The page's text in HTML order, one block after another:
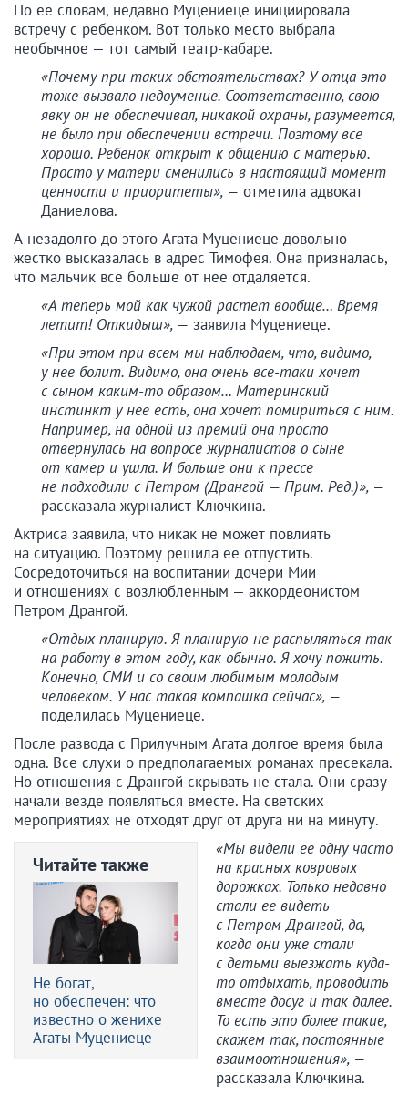
По ее словам, недавно Муцениеце инициировала
встречу с ребенком. Вот только место выбрала
необычное — тот самый театр-кабаре.
«Почему при таких обстоятельствах? У отца это
тоже вызвало недоумение. Соответственно, свою
явку он не обеспечивал, никакой охраны, разумеется,
не было при обеспечении встречи. Поэтому все
хорошо. Ребенок открыт к общению с матерью.
Просто у матери сменились в настоящий момент
ценности и приоритеты», — отметила адвокат
Даниелова.
А незадолго до этого Агата Муцениеце довольно
жестко высказалась в адрес Тимофея. Она призналась,
что мальчик все больше от нее отдаляется.
«А теперь мой как чужой растет вообще… Время
летит! Откидыш», — заявила Муцениеце.
«При этом при всем мы наблюдаем, что, видимо,
у нее болит. Видимо, она очень все-таки хочет
с сыном каким-то образом… Материнский
инстинкт у нее есть, она хочет помириться с ним.
Например, на одной из премий она просто
отвернулась на вопросе журналистов о сыне
от камер и ушла. И больше они к прессе
не подходили с Петром (Дрангой — Прим. Ред.)», —
рассказала журналист Ключкина.
Актриса заявила, что никак не может повлиять
на ситуацию. Поэтому решила ее отпустить.
Сосредоточиться на воспитании дочери Мии
и отношениях с возлюбленным — аккордеонистом
Петром Дрангой.
«Отдых планирую. Я планирую не распыляться так
на работу в этом году, как обычно. Я хочу пожить.
Конечно, СМИ и со своим любимым молодым
человеком. У нас такая компашка сейчас», —
поделилась Муцениеце.
После развода с Прилучным Агата долгое время была
одна. Все слухи о предполагаемых романах пресекала.
Но отношения с Дрангой скрывать не стала. Они сразу
начали везде появляться вместе. На светских
мероприятиях не отходят друг от друга ни на минуту.
Читайте также
Не богат,
но обеспечен: что
известно о женихе
Агаты Муцениеце
«Мы видели ее одну часто
на красных ковровых
дорожках. Только недавно
стали ее видеть
с Петром Дрангой, да,
когда они уже стали
с детьми выезжать куда-
то отдыхать, проводить
вместе досуг и так далее.
То есть это более такие,
скажем так, постоянные
взаимоотношения», —
рассказала Ключкина.